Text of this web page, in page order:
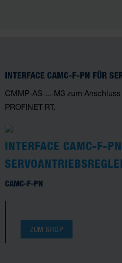
INTERFACE CAMC-F-PN FÜR
CMMP-AS-...-M3 zum
PROFINET RT.
INTERFACE CAMC-F-
CAMC-F-PN
ZUM SHOP